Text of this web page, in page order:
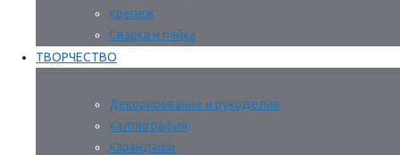
Крепеж
Сварка и пайка
ТВОРЧЕСТВО
Декорирование и рукоделие
Каллиграфия
Карандаши